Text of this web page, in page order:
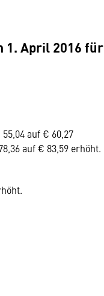
1. April 2016 für
auf € 60,27
auf € 83,59 erhöht.